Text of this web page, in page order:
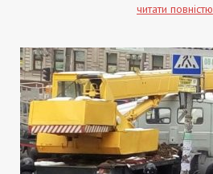
читати повністю